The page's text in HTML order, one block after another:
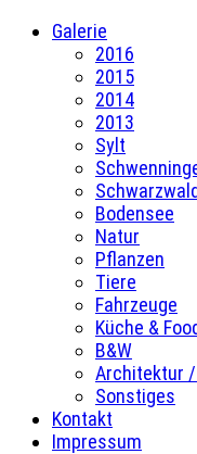
Galerie
2016
2015
2014
2013
Sylt
Schwarzwald
Bodensee
Natur
Pflanzen
Tiere
Fahrzeuge
Küche &
B&W
Architektur /
Sonstiges
Kontakt
Impressum